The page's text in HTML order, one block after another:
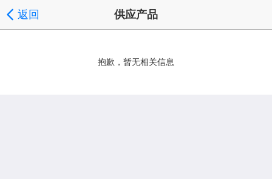
返回 供应产品
抱歉，暂无相关信息